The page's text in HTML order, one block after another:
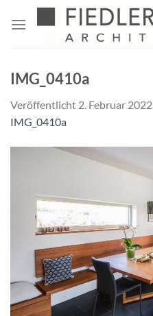
Inhalt
IMG_0410a
Veröffentlicht 2. Februar 2022
IMG_0410a